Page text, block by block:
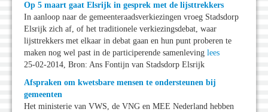
Op 5 maart gaat Elsrijk in gesprek met de lijsttrekkers
In aanloop naar de gemeenteraadsverkiezingen vroeg Stadsdorp
Elsrijk zich af, of het traditionele verkiezingsdebat, waar
lijsttrekkers met elkaar in debat gaan en hun punt proberen te
maken nog wel past in de participerende samenleving lees
25-02-2014, Bron: Ans Fontijn van Stadsdorp Elsrijk
Afspraken om kwetsbare mensen te ondersteunen bij
gemeenten
Het ministerie van VWS, de VNG en MEE Nederland hebben